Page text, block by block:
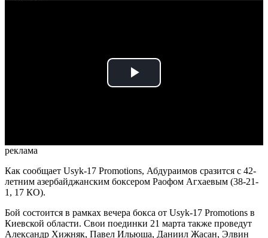
Play
реклама
Как сообщает Usyk-17 Promotions, Абдураимов сразится с 42-
летним азербайджанским боксером Раофом Агхаевым (38-21-
1, 17 КО).
Бой состоится в рамках вечера бокса от Usyk-17 Promotions в
Киевской области. Свои поединки 21 марта также проведут
Александр Хижняк, Павел Ильюша, Даниил Жасан, Элвин